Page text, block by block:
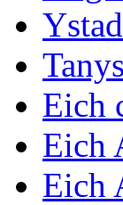
Eich
Eich
Eich